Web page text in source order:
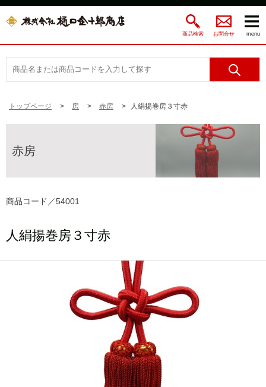
商品検索 お問合せ menu
トップページ 房 赤房 人絹揚巻房３寸赤
赤房
商品コード／54001
人絹揚巻房３寸赤